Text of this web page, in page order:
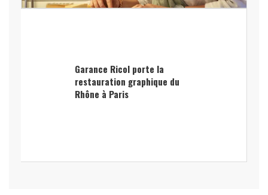
Garance Ricol porte la
restauration graphique du
Rhône à Paris